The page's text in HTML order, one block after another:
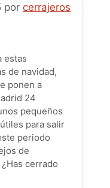
por cerrajeros
estas
de navidad,
ponen a
24
pequeños
para salir
periodo
de
cerrado